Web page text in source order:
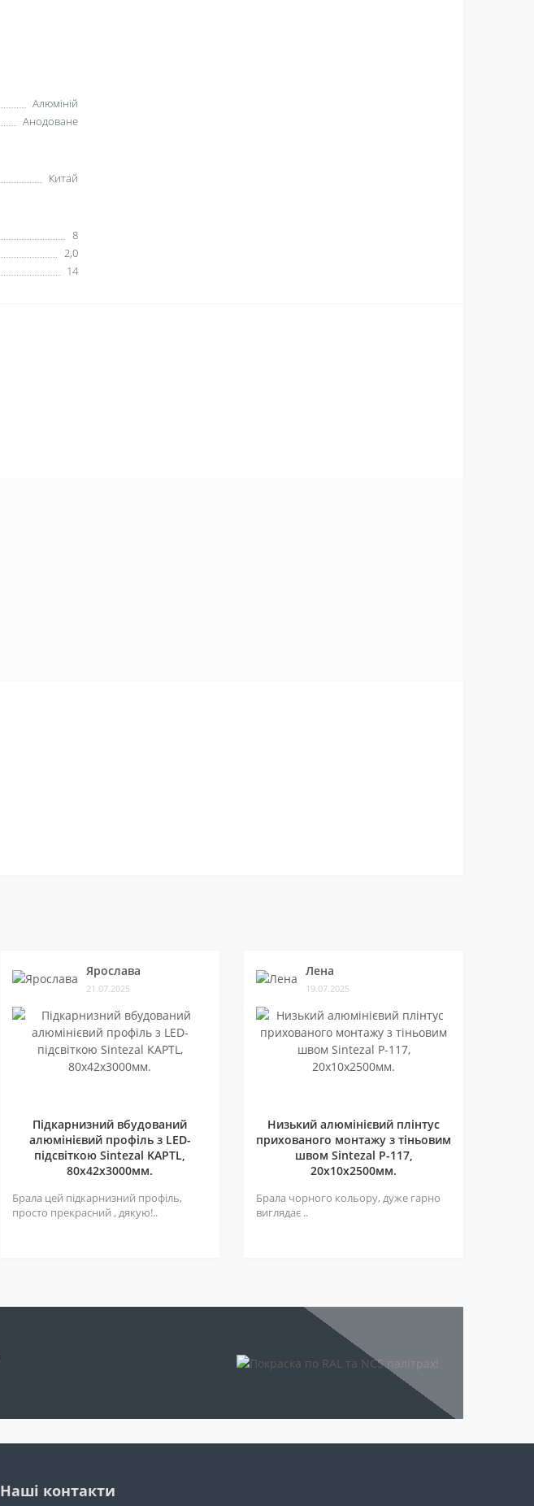
Алюміній
Анодоване
Китай
8
2,0
14
Ярослава
21.07.2025
Підкарнизний вбудований
алюмінієвий профіль з LED-
підсвіткою Sintezal KAPTL,
80х42x3000мм.
Брала цей підкарнизний профіль,
просто прекрасний , дякую!..
Лена
19.07.2025
Низький алюмінієвий плінтус
прихованого монтажу з тіньовим
швом Sintezal P-117,
20х10х2500мм.
Брала чорного кольору, дуже гарно
виглядає ..
Наші контакти